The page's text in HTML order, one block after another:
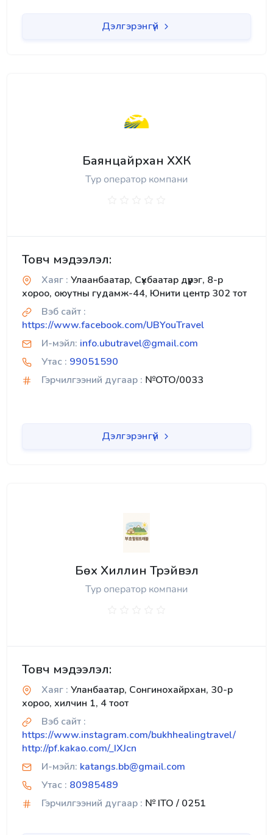
Дэлгэрэнгүй
Баянцайрхан ХХК
Тур оператор компани
Товч мэдээлэл:
Хаяг : Улаанбаатар, Сүхбаатар дүүрэг, 8-р
хороо, оюутны гудамж-44, Юнити центр 302 тот
Вэб сайт :
https://www.facebook.com/UBYouTravel
И-мэйл: info.ubutravel@gmail.com
Утас : 99051590
Гэрчилгээний дугаар : №OTO/0033
Дэлгэрэнгүй
Бөх Хиллин Трэйвэл
Тур оператор компани
Товч мэдээлэл:
Хаяг : Уланбаатар, Сонгинохайрхан, 30-р
хороо, хилчин 1, 4 тоот
Вэб сайт :
https://www.instagram.com/bukhhealingtravel/
http://pf.kakao.com/_IXJcn
И-мэйл: katangs.bb@gmail.com
Утас : 80985489
Гэрчилгээний дугаар : № ITO / 0251